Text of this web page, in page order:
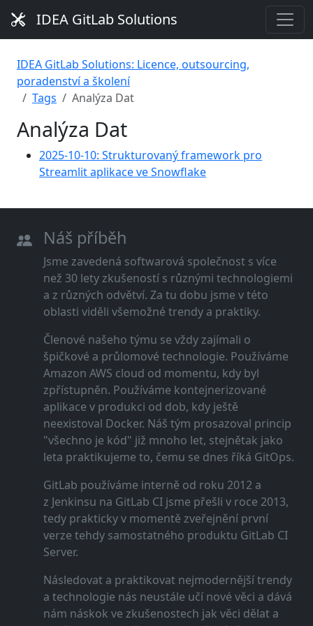
IDEA GitLab Solutions
IDEA GitLab Solutions: Licence, outsourcing,
poradenství a školení
Tags
Analýza Dat
Analýza Dat
2025-10-10: Strukturovaný framework pro
Streamlit aplikace ve Snowflake
Náš příběh
Jsme zavedená softwarová společnost s více
než 30 lety zkušeností s různými technologiemi
a z různých odvětví. Za tu dobu jsme v této
oblasti viděli všemožné trendy a praktiky.
Členové našeho týmu se vždy zajímali o
špičkové a průlomové technologie. Používáme
Amazon AWS cloud od momentu, kdy byl
zpřístupněn. Používáme kontejnerizované
aplikace v produkci od dob, kdy ještě
neexistoval Docker. Náš tým prosazoval princip
"všechno je kód" již mnoho let, stejnětak jako
leta praktikujeme to, čemu se dnes říká GitOps.
GitLab používáme interně od roku 2012 a
z Jenkinsu na GitLab CI jsme přešli v roce 2013,
tedy prakticky v momentě zveřejnění první
verze tehdy samostatného produktu GitLab CI
Server.
Následovat a praktikovat nejmodernější trendy
a technologie nás neustále učí nové věci a dává
nám náskok ve zkušenostech jak věci dělat a